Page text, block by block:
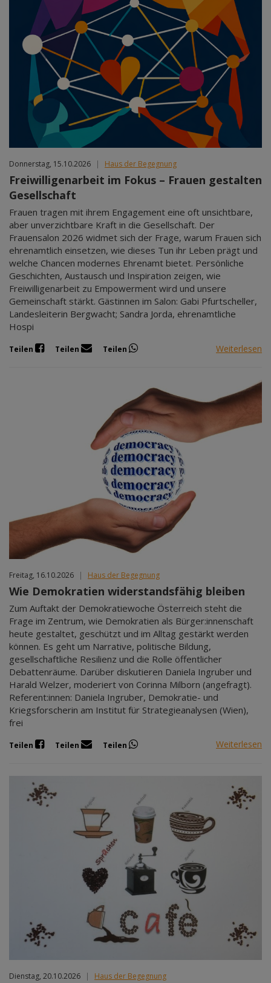
Donnerstag, 15.10.2026 | Haus der Begegnung
Freiwilligenarbeit im Fokus – Frauen gestalten
Gesellschaft
Frauen tragen mit ihrem Engagement eine oft unsichtbare,
aber unverzichtbare Kraft in die Gesellschaft. Der
Frauensalon 2026 widmet sich der Frage, warum Frauen sich
ehrenamtlich einsetzen, wie dieses Tun ihr Leben prägt und
welche Chancen modernes Ehrenamt bietet. Persönliche
Geschichten, Austausch und Inspiration zeigen, wie
Freiwilligenarbeit zu Empowerment wird und unsere
Gemeinschaft stärkt. Gästinnen im Salon: Gabi Pfurtscheller,
Landesleiterin Bergwacht; Sandra Jorda, ehrenamtliche
Hospi
Teilen Teilen Teilen Weiterlesen
Freitag, 16.10.2026 | Haus der Begegnung
Wie Demokratien widerstandsfähig bleiben
Zum Auftakt der Demokratiewoche Österreich steht die
Frage im Zentrum, wie Demokratien als Bürger:innenschaft
heute gestaltet, geschützt und im Alltag gestärkt werden
können. Es geht um Narrative, politische Bildung,
gesellschaftliche Resilienz und die Rolle öffentlicher
Debattenräume. Darüber diskutieren Daniela Ingruber und
Harald Welzer, moderiert von Corinna Milborn (angefragt).
Referent:innen: Daniela Ingruber, Demokratie- und
Kriegsforscherin am Institut für Strategieanalysen (Wien),
frei
Teilen Teilen Teilen Weiterlesen
Dienstag, 20.10.2026 | Haus der Begegnung